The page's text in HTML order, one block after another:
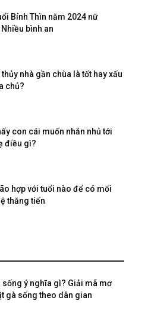
Bính Thìn năm 2024 nữ
bình an
nhà gần chùa là tốt hay xấu
chủ?
con cái muốn nhắn nhủ tới
điều gì?
hợp với tuổi nào để có mối
thăng tiến
sống ý nghĩa gì? Giải mã mơ
gà sống theo dân gian